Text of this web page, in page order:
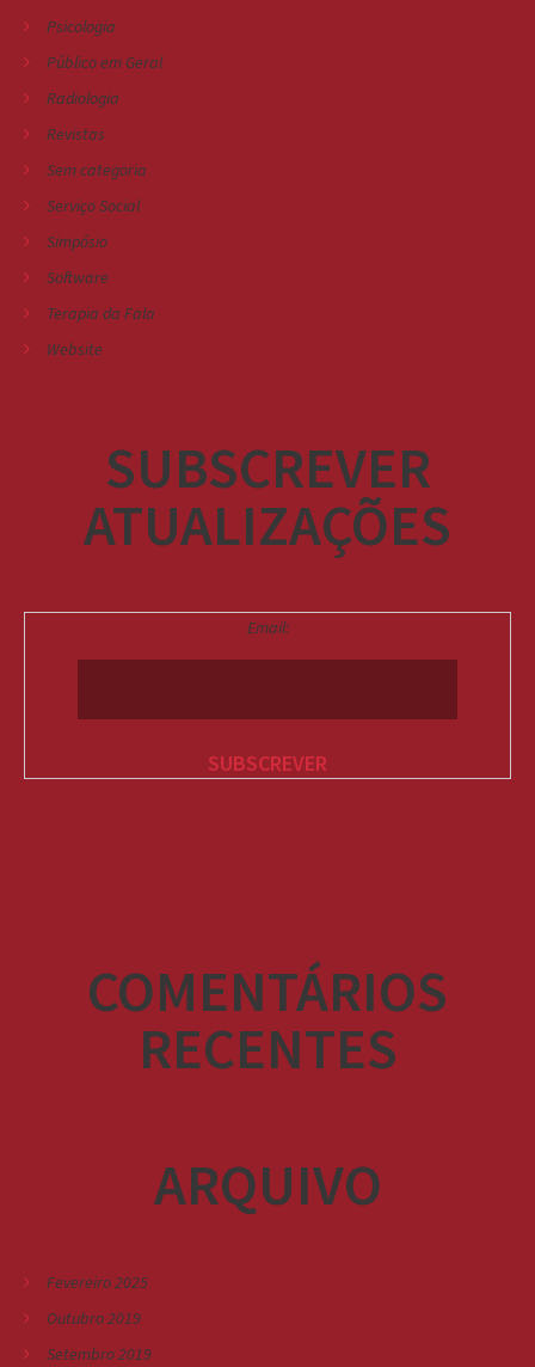
Psicologia
Público em Geral
Radiologia
Revistas
Sem categoria
Serviço Social
Simpósio
Software
Terapia da Fala
Website
SUBSCREVER
ATUALIZAÇÕES
Email:
COMENTÁRIOS
RECENTES
ARQUIVO
Fevereiro 2025
Outubro 2019
Setembro 2019